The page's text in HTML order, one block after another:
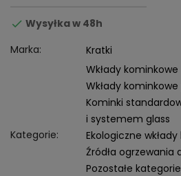
 Wysyłka w 48h
Marka:
Kratki
Kategorie:
Wkłady kominkowe
Wkłady
Kominki
i systemem glass
Ekologiczne
Źródła ogrzewania
Pozostałe kategorie